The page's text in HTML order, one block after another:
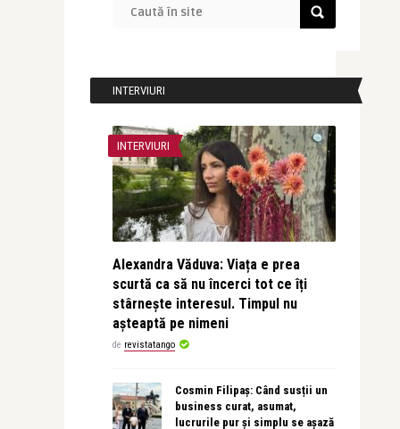
INTERVIURI
INTERVIURI
Alexandra Văduva: Viața e prea
scurtă ca să nu încerci tot ce îți
stârnește interesul. Timpul nu
așteaptă pe nimeni
de revistatango
Cosmin Filipaș: Când susții un
business curat, asumat,
lucrurile pur și simplu se așază